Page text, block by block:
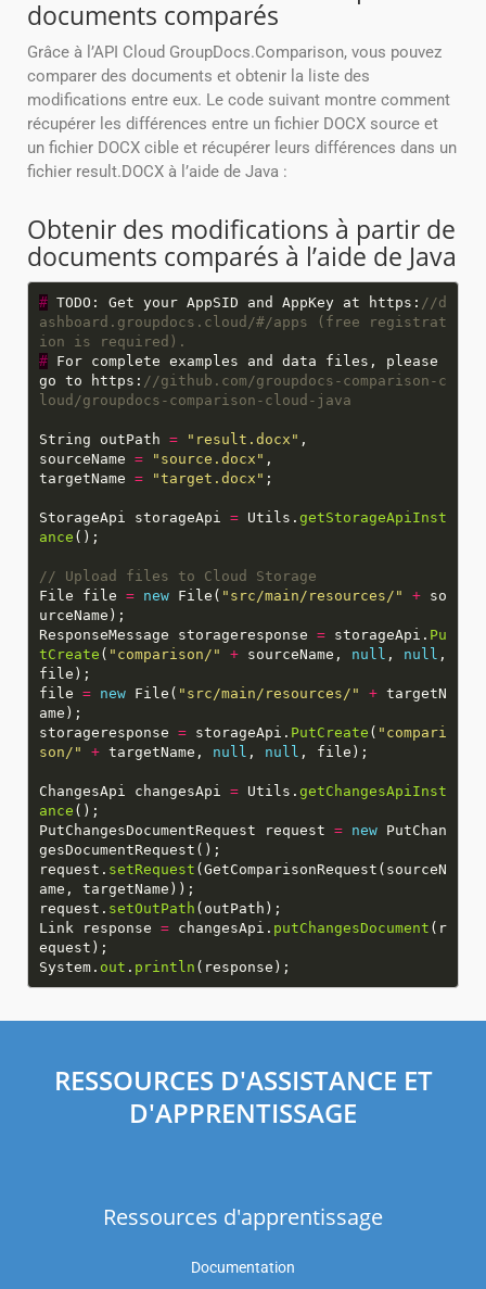
documents comparés
Grâce à l’API Cloud GroupDocs.Comparison, vous pouvez
comparer des documents et obtenir la liste des
modifications entre eux. Le code suivant montre comment
récupérer les différences entre un fichier DOCX source et
un fichier DOCX cible et récupérer leurs différences dans un
fichier result.DOCX à l’aide de Java :
Obtenir des modifications à partir de
documents comparés à l’aide de Java
#TODO: Get your AppSID and AppKey at https: //d
ashboard.groupdocs.cloud/#/apps (free registrat
ion is required).
#For complete examples and data files, please
go to https: //github.com/groupdocs-comparison-c
loud/groupdocs-comparison-cloud-java
String outPath = "result.docx"
sourceName = "source.docx"
targetName = "target.docx"
StorageApi storageApi =Utils. getStorageApiInst
ance
// Upload files to Cloud Storage
File file = newFile( "src/main/resources/" +so
ResponseMessage storageresponse =storageApi. Pu
tCreate ( "comparison/" +sourceName, null , null ,
file = newFile( "src/main/resources/" +targetN
storageresponse =storageApi. PutCreate ( "compari
son/"
+targetName, null , null
ChangesApi changesApi =Utils. getChangesApiInst
ance
PutChangesDocumentRequest request = newPutChan
request. setRequest (GetComparisonRequest(sourceN
request. setOutPath
Link response =changesApi. putChangesDocument (r
System. out . println
RESSOURCES D'ASSISTANCE ET
D'APPRENTISSAGE
Ressources d'apprentissage
Documentation